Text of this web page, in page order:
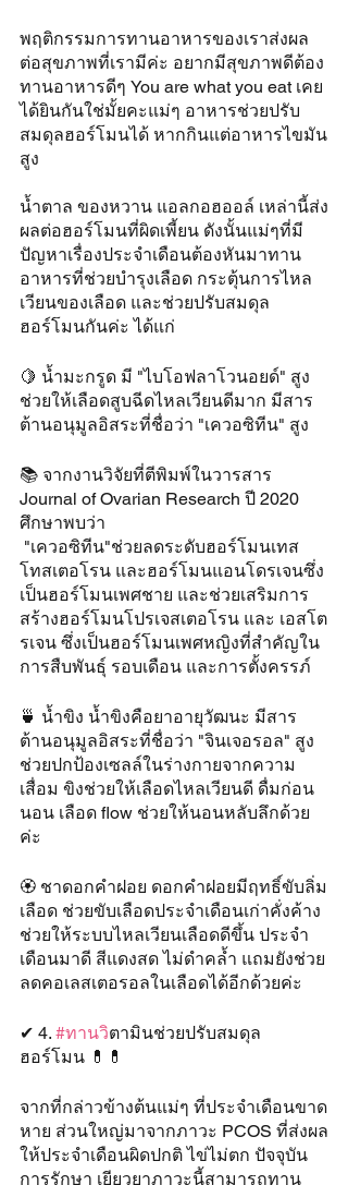
พฤติกรรมการทานอาหารของเราส่งผล
ต่อสุขภาพที่เรามีค่ะ อยากมีสุขภาพดีต้อง
ทานอาหารดีๆ You are what you eat เคย
ได้ยินกันใช่มั้ยคะแม่ๆ อาหารช่วยปรับ
สมดุลฮอร์โมนได้ หากกินแต่อาหารไขมัน
สูง
น้ำตาล ของหวาน แอลกอฮออล์ เหล่านี้ส่ง
ผลต่อฮอร์โมนที่ผิดเพี้ยน ดังนั้นแม่ๆที่มี
ปัญหาเรื่องประจำเดือนต้องหันมาทาน
อาหารที่ช่วยบำรุงเลือด กระตุ้นการไหล
เวียนของเลือด และช่วยปรับสมดุล
ฮอร์โมนกันค่ะ ได้แก่
🍋 น้ำมะกรูด มี "ไบโอฟลาโวนอยด์" สูง
ช่วยให้เลือดสูบฉีดไหลเวียนดีมาก มีสาร
ต้านอนุมูลอิสระที่ชื่อว่า "เควอซิทีน" สูง
📚 จากงานวิจัยที่ตีพิมพ์ในวารสาร
Journal of Ovarian Research ปี 2020
ศึกษาพบว่า
โทสเตอโรน และฮอร์โมนแอนโดรเจนซึ่ง
เป็นฮอร์โมนเพศชาย และช่วยเสริมการ
สร้างฮอร์โมนโปรเจสเตอโรน และ เอสโต
รเจน ซึ่งเป็นฮอร์โมนเพศหญิงที่สำคัญใน
การสืบพันธุ์ รอบเดือน และการตั้งครรภ์
🍵 น้ำขิง น้ำขิงคือยาอายุวัฒนะ มีสาร
ต้านอนุมูลอิสระที่ชื่อว่า "จินเจอรอล" สูง
ช่วยปกป้องเซลล์ในร่างกายจากความ
เสื่อม ขิงช่วยให้เลือดไหลเวียนดี ดื่มก่อน
นอน เลือด flow ช่วยให้นอนหลับลึกด้วย
ค่ะ
🏵 ชาดอกคำฝอย ดอกคำฝอยมีฤทธิ์ขับลิ่ม
เลือด ช่วยขับเลือดประจำเดือนเก่าคั่งค้าง
ช่วยให้ระบบไหลเวียนเลือดดีขึ้น ประจำ
เดือนมาดี สีแดงสด ไม่ดำคล้ำ แถมยังช่วย
ลดคอเลสเตอรอลในเลือดได้อีกด้วยค่ะ
✔ 4. #ทานวิตามินช่วยปรับสมดุล
ฮอร์โมน 💊💊
จากที่กล่าวข้างต้นแม่ๆ ที่ประจำเดือนขาด
หาย ส่วนใหญ่มาจากภาวะ PCOS ที่ส่งผล
ให้ประจำเดือนผิดปกติ ไข่ไม่ตก ปัจจุบัน
การรักษา เยียวยาภาวะนี้สามารถทาน